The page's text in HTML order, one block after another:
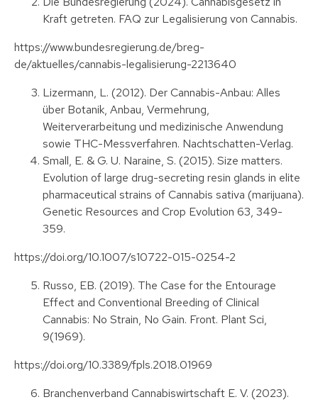
Kraft getreten. FAQ zur Legalisierung von Cannabis.
https://www.bundesregierung.de/breg-
de/aktuelles/cannabis-legalisierung-2213640
Lizermann, L. (2012). Der Cannabis-Anbau: Alles
über Botanik, Anbau, Vermehrung,
Weiterverarbeitung und medizinische Anwendung
sowie THC-Messverfahren. Nachtschatten-Verlag.
Small, E. & G. U. Naraine, S. (2015). Size matters.
Evolution of large drug-secreting resin glands in elite
pharmaceutical strains of Cannabis sativa (marijuana).
Genetic Resources and Crop Evolution 63, 349-
359.
https://doi.org/10.1007/s10722-015-0254-2
Russo, EB. (2019). The Case for the Entourage
Effect and Conventional Breeding of Clinical
Cannabis: No Strain, No Gain. Front. Plant Sci,
9(1969).
https://doi.org/10.3389/fpls.2018.01969
Branchenverband Cannabiswirtschaft E. V. (2023).